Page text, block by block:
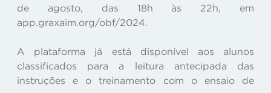
de agosto, das 18h às 22h, em
app.graxaim.org/obf/2024.
A plataforma já está disponível aos alunos
classificados para a leitura antecipada das
instruções e o treinamento com o ensaio de